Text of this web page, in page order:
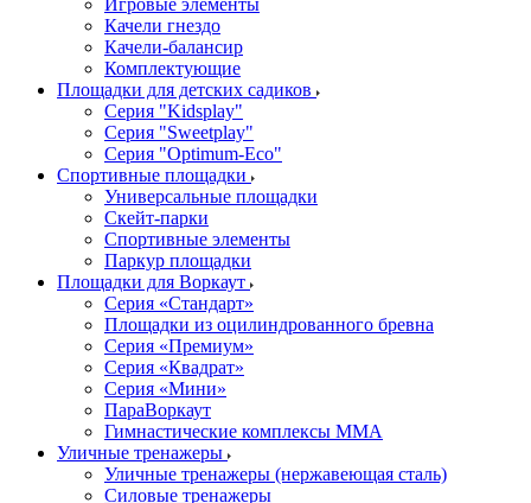
Игровые элементы
Качели гнездо
Качели-балансир
Комплектующие
Площадки для детских садиков
Серия "Kidsplay"
Серия "Sweetplay"
Серия "Оptimum-Еco"
Спортивные площадки
Универсальные площадки
Скейт-парки
Спортивные элементы
Паркур площадки
Площадки для Воркаут
Серия «Стандарт»
Площадки из оцилиндрованного бревна
Серия «Премиум»
Серия «Квадрат»
Серия «Мини»
ПараВоркаут
Гимнастические комплексы ММА
Уличные тренажеры
Уличные тренажеры (нержавеющая сталь)
Силовые тренажеры